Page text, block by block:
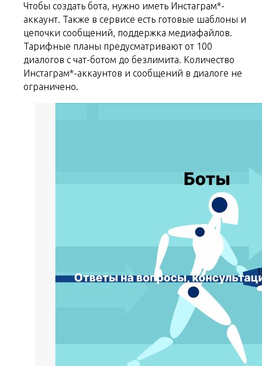
Чтобы создать бота, нужно иметь Инстаграм*-
аккаунт. Также в сервисе есть готовые шаблоны и
цепочки сообщений, поддержка медиафайлов.
Тарифные планы предусматривают от 100
диалогов с чат-ботом до безлимита. Количество
Инстаграм*-аккаунтов и сообщений в диалоге не
ограничено.